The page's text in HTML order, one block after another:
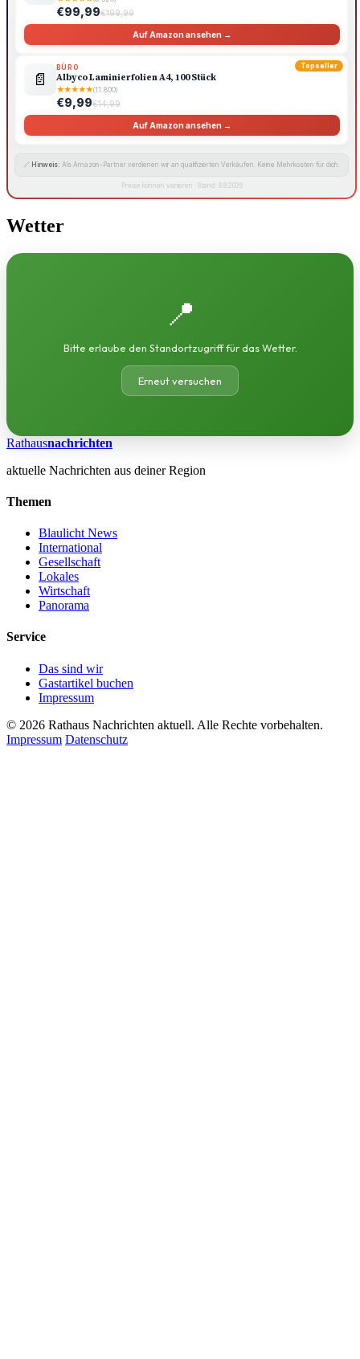
€99,99€199,99
Auf Amazon ansehen →
Topseller
📄
BÜRO
Albyco Laminierfolien A4, 100 Stück
★★★★★(11.800)
€9,99€14,99
Auf Amazon ansehen →
🔗 Hinweis: Als Amazon-Partner verdienen wir an qualifizierten Verkäufen. Keine Mehrkosten für dich.
Preise können variieren · Stand: 8.8.2026
Wetter
📍
Bitte erlaube den Standortzugriff für das Wetter.
Erneut versuchen
Rathausnachrichten
aktuelle Nachrichten aus deiner Region
Themen
Blaulicht News
International
Gesellschaft
Lokales
Wirtschaft
Panorama
Service
Das sind wir
Gastartikel buchen
Impressum
© 2026 Rathaus Nachrichten aktuell. Alle Rechte vorbehalten.
Impressum Datenschutz